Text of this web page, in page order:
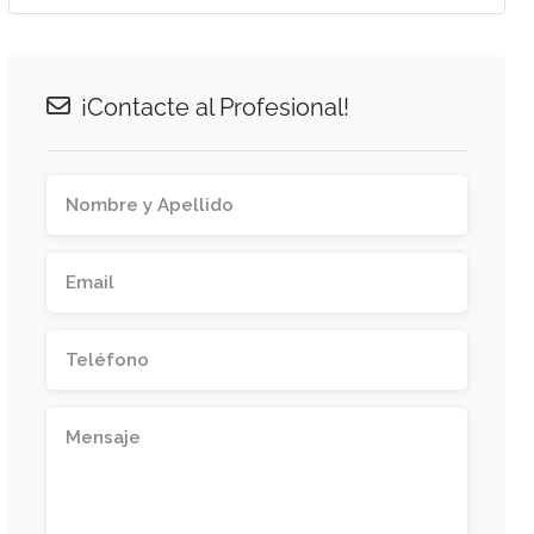
¡Contacte al Profesional!